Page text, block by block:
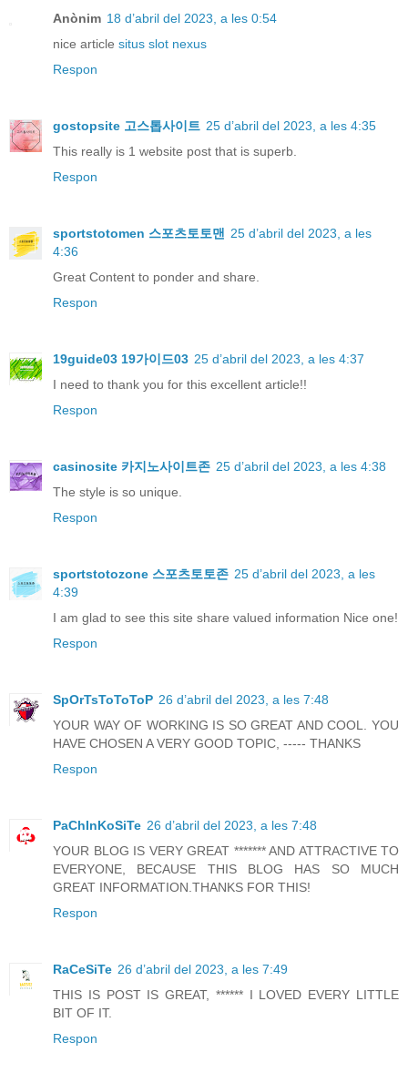
Anònim 18 d’abril del 2023, a les 0:54
nice article situs slot nexus
Respon
gostopsite 고스톱사이트 25 d’abril del 2023, a les 4:35
This really is 1 website post that is superb.
Respon
sportstotomen 스포츠토토맨 25 d’abril del 2023, a les
4:36
Great Content to ponder and share.
Respon
19guide03 19가이드03 25 d’abril del 2023, a les 4:37
I need to thank you for this excellent article!!
Respon
casinosite 카지노사이트존 25 d’abril del 2023, a les 4:38
The style is so unique.
Respon
sportstotozone 스포츠토토존 25 d’abril del 2023, a les
4:39
I am glad to see this site share valued information Nice one!
Respon
SpOrTsToToToP 26 d’abril del 2023, a les 7:48
YOUR WAY OF WORKING IS SO GREAT AND COOL. YOU
HAVE CHOSEN A VERY GOOD TOPIC, ----- THANKS
Respon
PaChInKoSiTe 26 d’abril del 2023, a les 7:48
YOUR BLOG IS VERY GREAT ******* AND ATTRACTIVE TO
EVERYONE, BECAUSE THIS BLOG HAS SO MUCH
GREAT INFORMATION.THANKS FOR THIS!
Respon
RaCeSiTe 26 d’abril del 2023, a les 7:49
THIS IS POST IS GREAT, ****** I LOVED EVERY LITTLE
BIT OF IT.
Respon